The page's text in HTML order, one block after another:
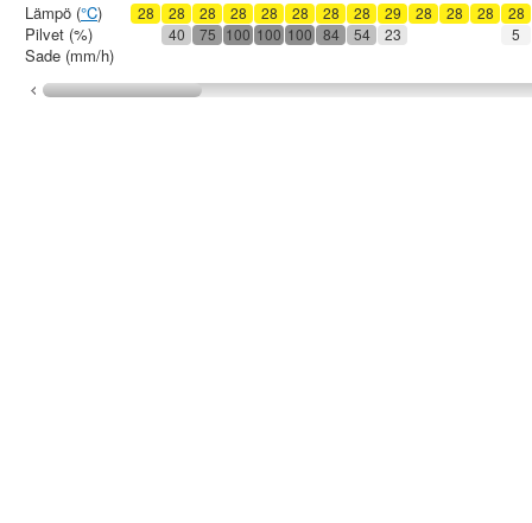
28 28 28 28 28 28 28 28 29 28 28 28
28
40
75 100 100 100 84 54 23 5
Lämpö (°C)
Pilvet (%)
Sade (mm/h)